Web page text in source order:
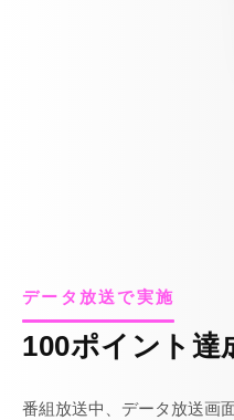
データ放送で実施
100ポイント達
番組放送中、データ放送画